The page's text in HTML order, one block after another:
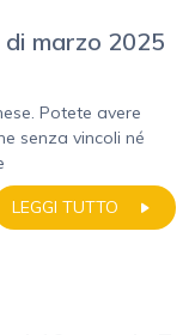
marzo 2025
Potete avere
senza vincoli né
LEGGI TUTTO